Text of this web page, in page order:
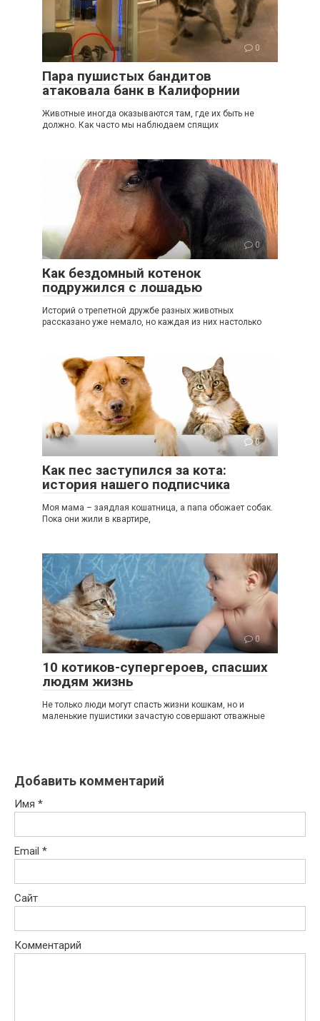
0
Пара пушистых бандитов
атаковала банк в Калифорнии
Животные иногда оказываются там, где их быть не
должно. Как часто мы наблюдаем спящих
0
Как бездомный котенок
подружился с лошадью
Историй о трепетной дружбе разных животных
рассказано уже немало, но каждая из них настолько
0
Как пес заступился за кота:
история нашего подписчика
Моя мама – заядлая кошатница, а папа обожает собак.
Пока они жили в квартире,
0
10 котиков-супергероев, спасших
людям жизнь
Не только люди могут спасть жизни кошкам, но и
маленькие пушистики зачастую совершают отважные
Добавить комментарий
Имя *
Email *
Сайт
Комментарий